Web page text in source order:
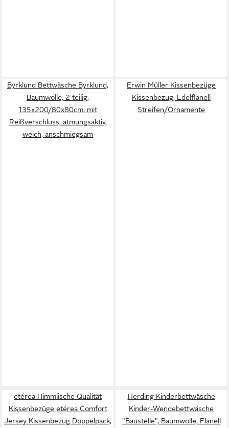
Byrklund Bettwäsche Byrklund,
Baumwolle, 2 teilig,
135x200/80x80cm, mit
Reißverschluss, atmungsaktiv,
weich, anschmiegsam
Erwin Müller Kissenbezüge
Kissenbezug, Edelflanell
Streifen/Ornamente
etérea Himmlische Qualität
Kissenbezüge etérea Comfort
Jersey Kissenbezug Doppelpack,
Herding Kinderbettwäsche
Kinder-Wendebettwäsche
"Baustelle", Baumwolle, Flanell